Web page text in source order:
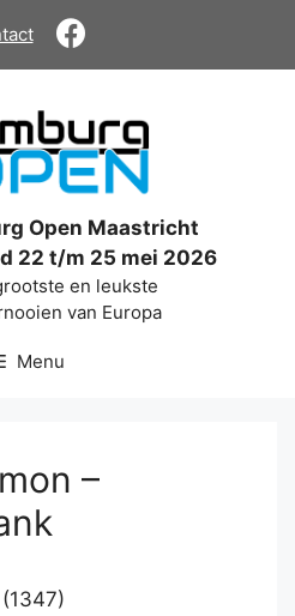
Open Maastricht
22 t/m 25 mei 2026
en leukste
van Europa
Menu
–